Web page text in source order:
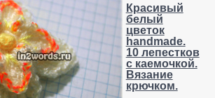
Красивый
белый
цветок
handmade.
10 лепестков
с каемочкой.
Вязание
крючком.